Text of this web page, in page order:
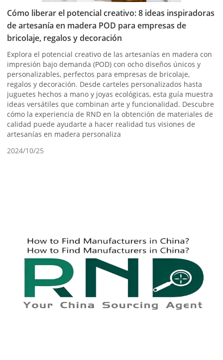
Cómo liberar el potencial creativo: 8 ideas inspiradoras
de artesanía en madera POD para empresas de
bricolaje, regalos y decoración
Explora el potencial creativo de las artesanías en madera con
impresión bajo demanda (POD) con ocho diseños únicos y
personalizables, perfectos para empresas de bricolaje,
regalos y decoración. Desde carteles personalizados hasta
juguetes hechos a mano y joyas ecológicas, esta guía muestra
ideas versátiles que combinan arte y funcionalidad. Descubre
cómo la experiencia de RND en la obtención de materiales de
calidad puede ayudarte a hacer realidad tus visiones de
artesanías en madera personaliza
2024/10/25